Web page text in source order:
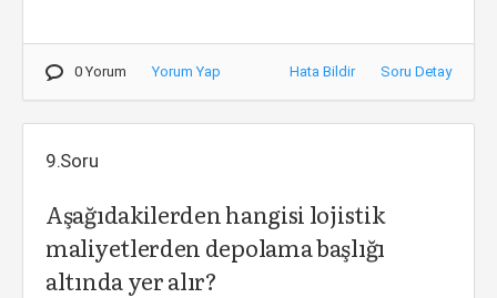
0 Yorum Yorum Yap Hata Bildir Soru Detay
9.Soru
Aşağıdakilerden hangisi lojistik
maliyetlerden depolama başlığı
altında yer alır?